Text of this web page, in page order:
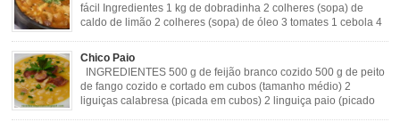
fácil Ingredientes 1 kg de dobradinha 2 colheres (sopa) de
caldo de limão 2 colheres (sopa) de óleo 3 tomates 1 cebola 4
gosto Modo de Preparo: Lavar muito bem a dobradinha com limão. Deixar de
molho […]
Chico Paio
INGREDIENTES 500 g de feijão branco cozido 500 g de peito
de fango cozido e cortado em cubos (tamanho médio) 2
liguiças calabresa (picada em cubos) 2 linguiça paio (picado